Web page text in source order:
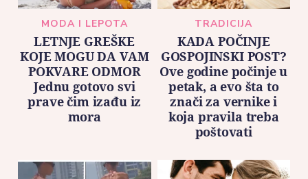
MODA I LEPOTA
LETNJE GREŠKE
KOJE MOGU DA VAM
POKVARE ODMOR
Jednu gotovo svi
prave čim izađu iz
mora
TRADICIJA
KADA POČINJE
GOSPOJINSKI POST?
Ove godine počinje u
petak, a evo šta to
znači za vernike i
koja pravila treba
poštovati